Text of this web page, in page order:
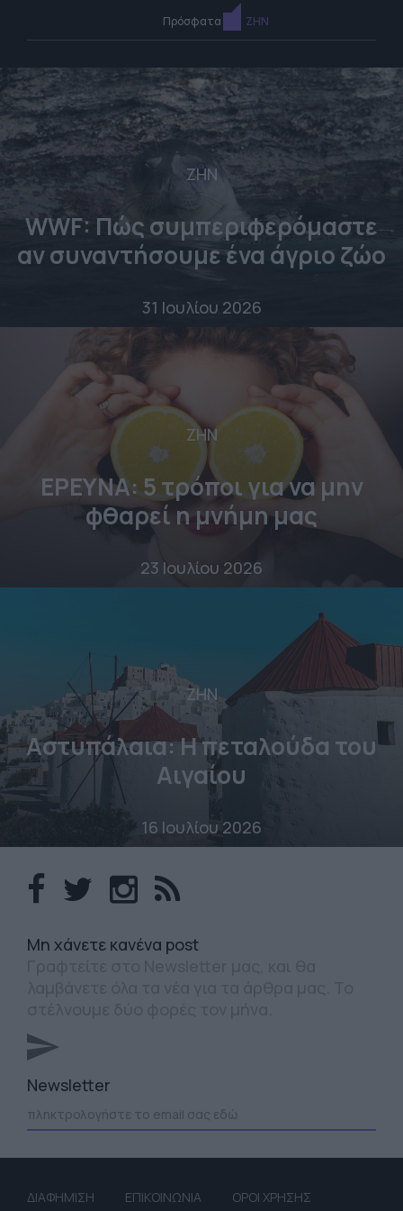
Πρόσφατα ΖΗΝ
ΖΗΝ
WWF: Πώς συμπεριφερόμαστε
αν συναντήσουμε ένα άγριο ζώο
31 Ιουλίου 2026
ΖΗΝ
ΕΡΕΥΝΑ: 5 τρόποι για να μην
φθαρεί η μνήμη μας
23 Ιουλίου 2026
ΖΗΝ
Αστυπάλαια: Η πεταλούδα του
Αιγαίου
16 Ιουλίου 2026
Mη χάνετε κανένα post
Newsletter
ΔΙΑΦΗΜΙΣΗ ΕΠΙΚΟΙΝΩΝΙΑ
ΟΡΟΙ ΧΡΗΣΗΣ